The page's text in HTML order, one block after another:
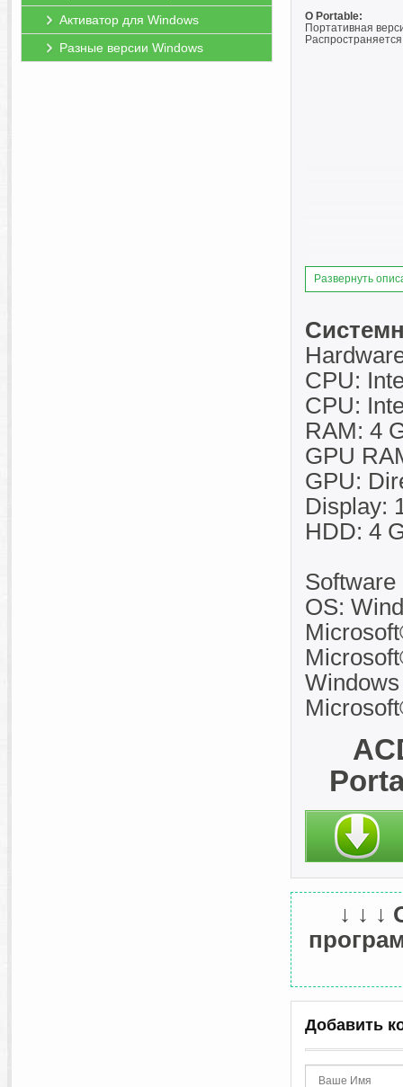
Активатор для Windows
Разные версии Windows
О Portable:
Портативная
Развернуть
CPU:
CPU:
RAM: 4
GPU
GPU:
Display:
HDD: 4
Software
OS:
↓ ↓ ↓
Добавить